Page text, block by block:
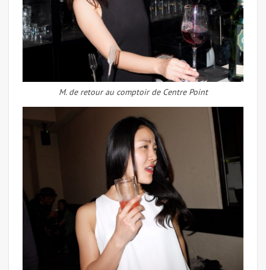
M. de retour au comptoir de Centre Point